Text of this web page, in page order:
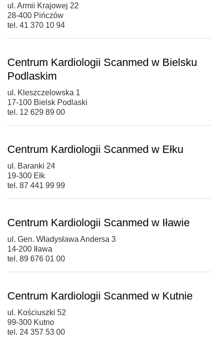
ul. Armii Krajowej 22
28-400 Pińczów
tel. 41 370 10 94
Centrum Kardiologii Scanmed w Bielsku
Podlaskim
ul. Kleszczelowska 1
17-100 Bielsk Podlaski
tel. 12 629 89 00
Centrum Kardiologii Scanmed w Ełku
ul. Baranki 24
19-300 Ełk
tel. 87 441 99 99
Centrum Kardiologii Scanmed w Iławie
ul. Gen. Władysława Andersa 3
14-200 Iława
tel. 89 676 01 00
Centrum Kardiologii Scanmed w Kutnie
ul. Kościuszki 52
99-300 Kutno
tel. 24 357 53 00